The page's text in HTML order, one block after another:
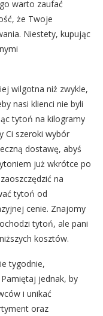
warto zaufać
że Twoje
Niestety, kupując
wilgotna niż zwykle,
nasi klienci nie byli
tytoń na kilogramy
Ci szeroki wybór
dostawę, abyś
już wkrótce po
na
tytoń od
cenie. Znajomy
tytoń, ale pani
kosztów.
tygodnie,
jednak, by
i unikać
oraz